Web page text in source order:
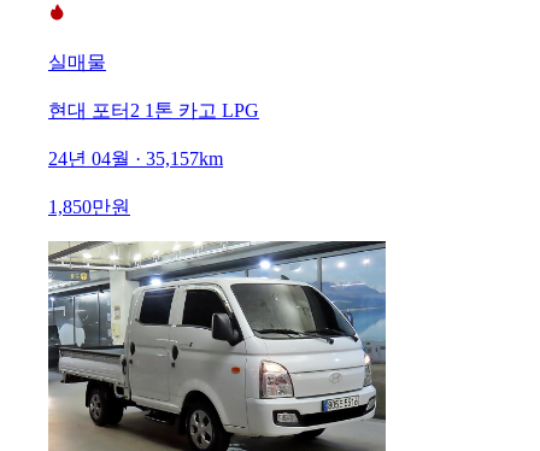
실매물
현대 포터2 1톤 카고 LPG
24년 04월 · 35,157km
1,850만원